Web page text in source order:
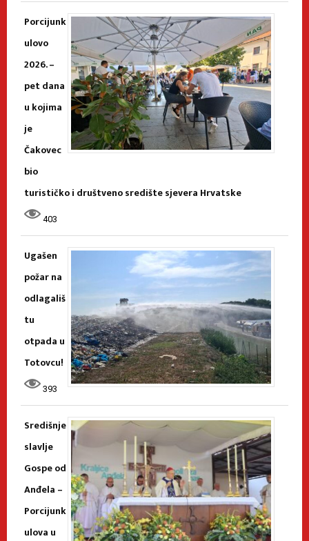
Porcijunk
ulovo
2026. –
pet dana
u kojima
je
Čakovec
bio
turističko i društveno središte sjevera Hrvatske
403
Ugašen
požar na
odlagališ
tu
otpada u
Totovcu!
393
Središnje
slavlje
Gospe od
Anđela –
Porcijunk
ulova u